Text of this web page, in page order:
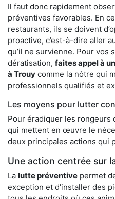
Il faut donc rapidement
préventives favorables. En
restaurants, ils se doivent
proactive, c’est-à-dire aller
qu’il ne survienne. Pour vos
dératisation, faites appel à
à Trouy comme la nôtre qui
professionnels qualifiés et
Les moyens pour lutter
Pour éradiquer les rongeurs
qui mettent en œuvre le
deux principales actions qui
Une action centrée sur
La lutte préventive permet
exception et d'installer des